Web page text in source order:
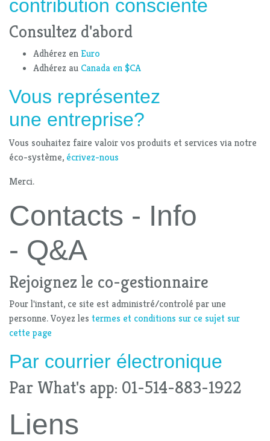
contribution consciente
Consultez d'abord
Adhérez en Euro
Adhérez au Canada en $CA
Vous représentez
une entreprise?
Vous souhaitez faire valoir vos produits et services via notre
éco-système, écrivez-nous
Merci.
Contacts - Info
- Q&A
Rejoignez le co-gestionnaire
Pour l'instant, ce site est administré/controlé par une
personne. Voyez les termes et conditions sur ce sujet sur
cette page
Par courrier électronique
Par What's app: 01-514-883-1922
Liens